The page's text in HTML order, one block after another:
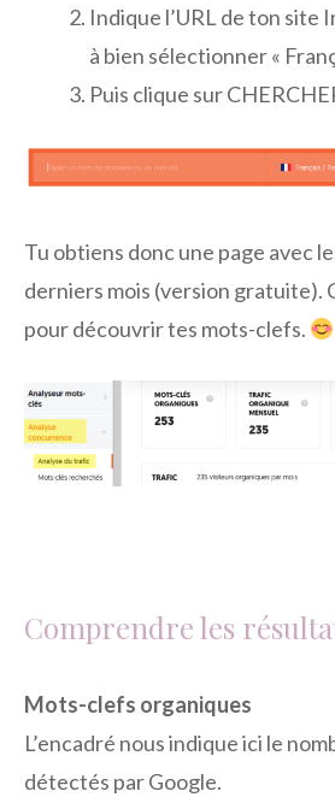
Indique l’URL de ton site
à bien sélectionner «
Puis clique sur
Tu obtiens donc une page avec
derniers mois (version gratuite).
pour découvrir tes mots-clefs.
Comprendre les
Mots-clefs organiques
L’encadré nous indique ici le
détectés par Google.